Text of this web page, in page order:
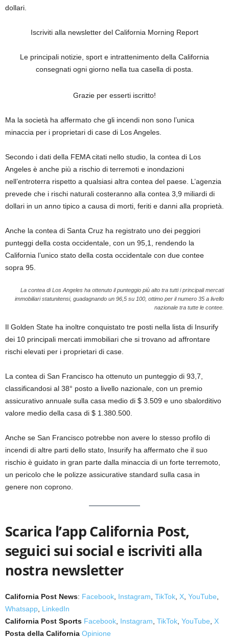
dollari.
Iscriviti alla newsletter del California Morning Report
Le principali notizie, sport e intrattenimento della California
consegnati ogni giorno nella tua casella di posta.
Grazie per esserti iscritto!
Ma la società ha affermato che gli incendi non sono l’unica
minaccia per i proprietari di case di Los Angeles.
Secondo i dati della FEMA citati nello studio, la contea di Los
Angeles è anche più a rischio di terremoti e inondazioni
nell’entroterra rispetto a qualsiasi altra contea del paese. L’agenzia
prevede che i rischi naturali costeranno alla contea 3,9 miliardi di
dollari in un anno tipico a causa di morti, feriti e danni alla proprietà.
Anche la contea di Santa Cruz ha registrato uno dei peggiori
punteggi della costa occidentale, con un 95,1, rendendo la
California l’unico stato della costa occidentale con due contee
sopra 95.
La contea di Los Angeles ha ottenuto il punteggio più alto tra tutti i principali mercati
immobiliari statunitensi, guadagnando un 96,5 su 100, ottimo per il numero 35 a livello
nazionale tra tutte le contee.
Il Golden State ha inoltre conquistato tre posti nella lista di Insurify
dei 10 principali mercati immobiliari che si trovano ad affrontare
rischi elevati per i proprietari di case.
La contea di San Francisco ha ottenuto un punteggio di 93,7,
classificandosi al 38° posto a livello nazionale, con un premio
assicurativo annuale sulla casa medio di $ 3.509 e uno sbalorditivo
valore medio della casa di $ 1.380.500.
Anche se San Francisco potrebbe non avere lo stesso profilo di
incendi di altre parti dello stato, Insurify ha affermato che il suo
rischio è guidato in gran parte dalla minaccia di un forte terremoto,
un pericolo che le polizze assicurative standard sulla casa in
genere non coprono.
Scarica l’app California Post,
seguici sui social e iscriviti alla
nostra newsletter
California Post News: Facebook Instagram TikTok X YouTube
Whatsapp LinkedIn
California Post Sports Facebook Instagram TikTok YouTube
X
Posta della California Opinione